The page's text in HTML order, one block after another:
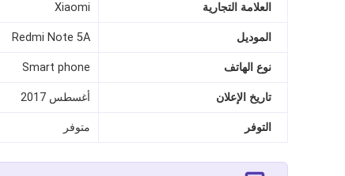
العلامة التجارية Xiaomi
الموديل Redmi Note 5A
نوع الهاتف Smart phone
تاريخ الإعلان أغسطس 2017
التوفر متوفر